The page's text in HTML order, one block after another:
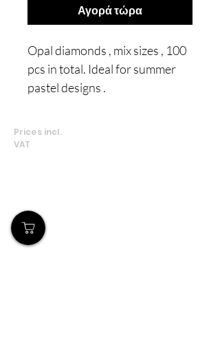
Αγορά τώρα
Opal diamonds , mix sizes , 100
pcs in total. Ideal for summer
pastel designs .
Prices incl.
VAT
Δημοσθένη Βουτήρα 11, Κύπρος, Λεμεσός